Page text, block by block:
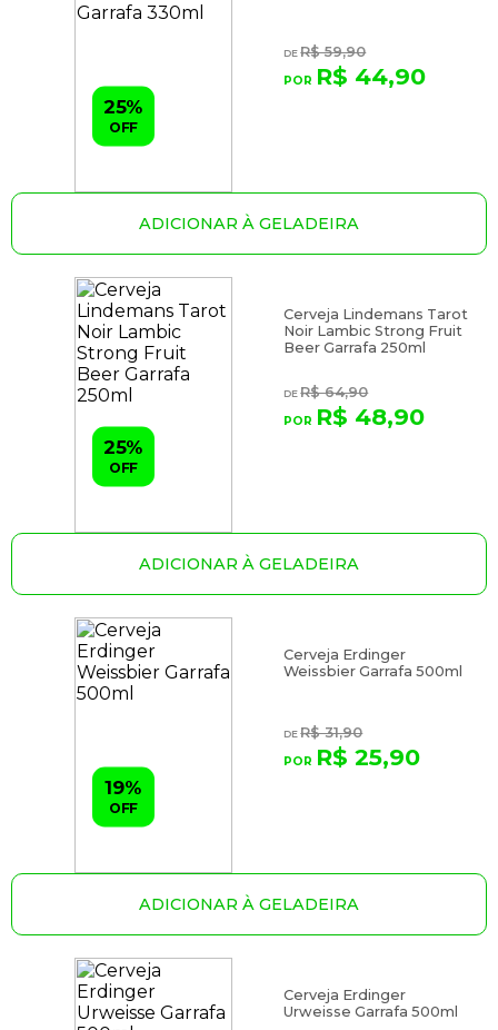
R$ 59,90
R$ 44,90
25%
OFF
ADICIONAR À GELADEIRA
Cerveja Lindemans Tarot
Noir Lambic Strong Fruit
Beer Garrafa 250ml
R$ 64,90
R$ 48,90
25%
OFF
ADICIONAR À GELADEIRA
Cerveja Erdinger
Weissbier Garrafa 500ml
R$ 31,90
R$ 25,90
19%
OFF
ADICIONAR À GELADEIRA
Cerveja Erdinger
Urweisse Garrafa 500ml